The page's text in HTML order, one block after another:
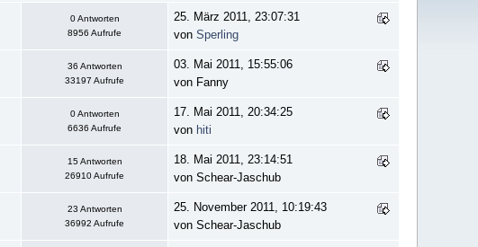
0 Antworten
8956 Aufrufe
25. März 2011, 23:07:31
vonSperling
36 Antworten
33197 Aufrufe
03. Mai 2011, 15:55:06
von Fanny
0 Antworten
6636 Aufrufe
17. Mai 2011, 20:34:25
von hiti
15 Antworten
26910 Aufrufe
18. Mai 2011, 23:14:51
von Schear-Jaschub
23 Antworten
36992 Aufrufe
25. November 2011, 10:19:43
von Schear-Jaschub